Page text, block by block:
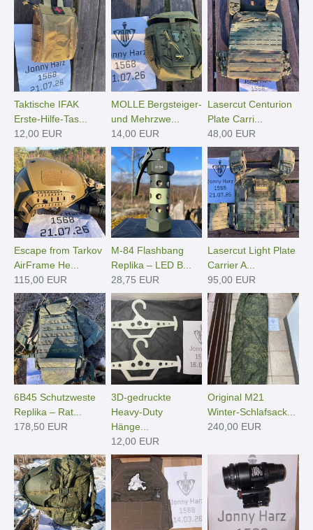
Taktische IFAK
Erste-Hilfe-Tas...
12,00 EUR
MOLLE Bergsteiger-
und Mehrzwe...
14,00 EUR
Lasercut Centurion
Plate Carri...
48,00 EUR
Escape from Tarkov
AirFrame He...
115,00 EUR
M-84 Flashbang
Replika – LED B...
28,75 EUR
Lasercut Light Plate
Carrier A...
95,00 EUR
6B45 Schutzweste
Replika – Rat...
178,50 EUR
3D-gedruckte
Heavy-Duty
Hänge­...
12,00 EUR
Original M21
Winter-Schlafsack...
240,00 EUR